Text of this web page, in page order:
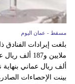
مسقط - عمان اليوم
بينت الإحصاءات